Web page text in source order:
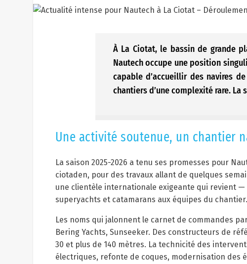
À La Ciotat, le bassin de grande
Nautech occupe une position
capable d’accueillir des navires
chantiers d’une complexité rare. La
Une activité soutenue, un chantier
La saison 2025-2026 a tenu ses promesses pour
ciotaden, pour des travaux allant de quelques
une clientèle internationale exigeante qui revient
superyachts et catamarans aux équipes du chantier.
Les noms qui jalonnent le carnet de commandes
Bering Yachts, Sunseeker. Des constructeurs de
30 et plus de 140 mètres. La technicité des
électriques, refonte de coques, modernisation des